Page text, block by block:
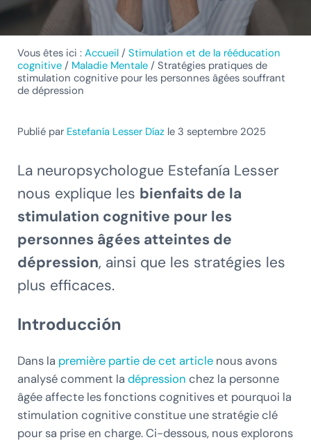
Vous êtes ici : Accueil / Stimulation et de la rééducation
cognitive / Maladie Mentale / Stratégies pratiques de
stimulation cognitive pour les personnes âgées souffrant
de dépression
Publié par Estefanía Lesser Díazle 3 septembre 2025
La neuropsychologue Estefanía Lesser
nous explique les bienfaits de la
stimulation cognitive pour les
personnes âgées atteintes de
dépression, ainsi que les stratégies les
plus efficaces.
Introducción
Dans la première partie de cet articlenous avons
analysé comment la dépression chez la personne
âgée affecte les fonctions cognitives et pourquoi la
stimulation cognitive constitue une stratégie clé
pour sa prise en charge. Ci-dessous, nous explorons